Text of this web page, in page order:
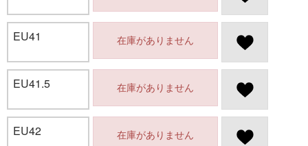
EU41 在庫がありません
EU41.5 在庫がありません
EU42 在庫がありません